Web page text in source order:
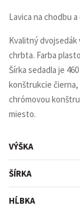
Lavica na chodbu
Kvalitný dvojsedák
chrbta. Farba
Šírka sedadla je
konštrukcie čierna,
chrómovou
miesto.
VÝŠKA
ŠÍRKA
HĹBKA